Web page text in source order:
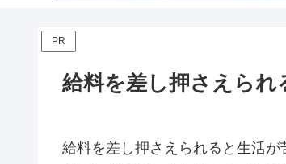
PR
給料を差し押さえられ
給料を差し押さえられると生活